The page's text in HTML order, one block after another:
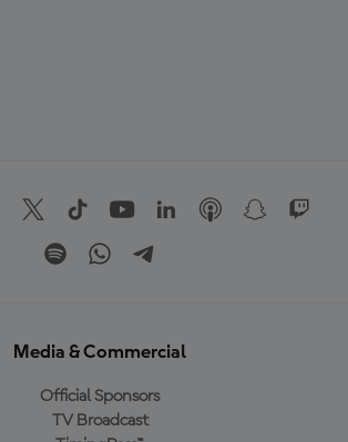
Media & Commercial
Official Sponsors
TV Broadcast